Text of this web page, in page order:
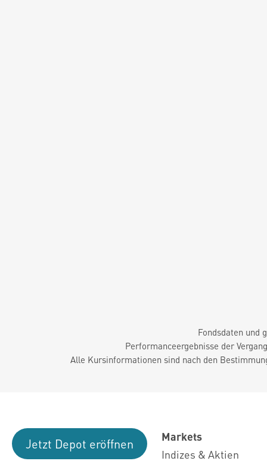
Fondsdaten und
Performanceergebnisse der
Alle Kursinformationen sind nach den
Jetzt Depot eröffnen
Markets
Indizes & Aktien